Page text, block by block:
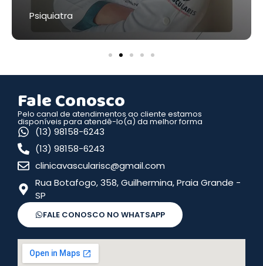
Psiquiatra
Fale Conosco
Pelo canal de atendimentos ao cliente estamos
disponíveis para atendê-lo(a) da melhor forma
(13) 98158-6243
(13) 98158-6243
clinicavascularisc@gmail.com
Rua Botafogo, 358, Guilhermina, Praia Grande -
SP
FALE CONOSCO NO WHATSAPP